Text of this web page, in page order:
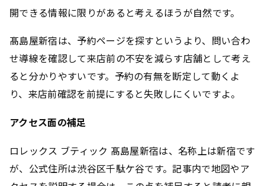
開できる情報に限りがあると考えるほうが自然です。
髙島屋新宿は、予約ページを探すというより、問い合わ
せ導線を確認して来店前の不安を減らす店舗として考え
ると分かりやすいです。予約の有無を断定して動くよ
り、来店前確認を前提にすると失敗しにくいですよ。
アクセス面の補足
ロレックス ブティック 髙島屋新宿は、名称上は新宿です
が、公式住所は渋谷区千駄ケ谷です。記事内で地図やア